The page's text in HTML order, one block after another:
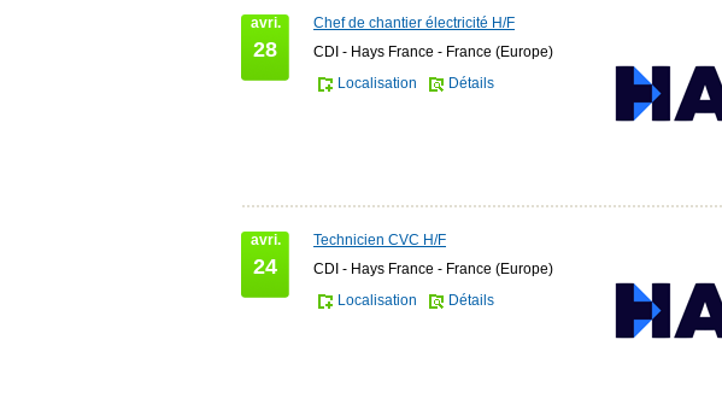
avri.
28
Chef de chantier électricité H/F
CDI - Hays France - France (Europe)
Localisation
Détails
avri.
24
Technicien CVC H/F
CDI - Hays France - France (Europe)
Localisation
Détails